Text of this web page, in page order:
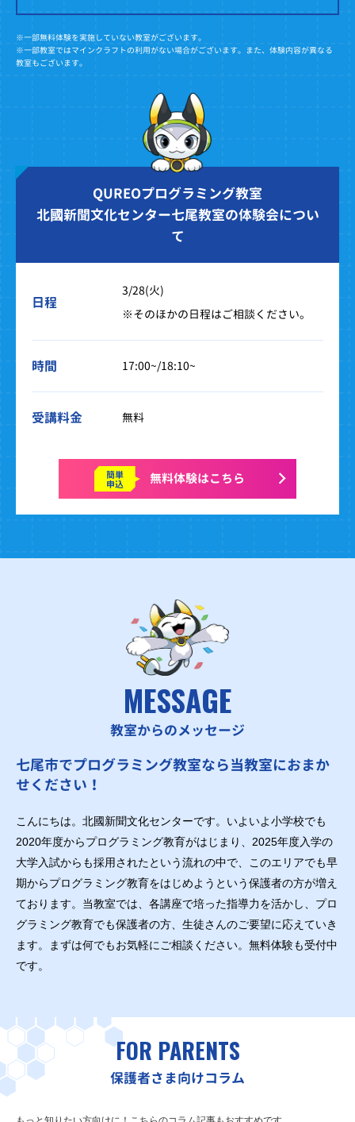
※一部無料体験を実施していない教室がございます。
※一部教室ではマインクラフトの利用がない場合がございます。また、体験内容が異なる
教室もございます。
QUREOプログラミング教室
北國新聞文化センター七尾教室の体験会につい
て
日程
3/28(火)
※そのほかの日程はご相談ください。
時間 17:00~/18:10~
受講料金 無料
簡単
申込 無料体験はこちら
MESSAGE
教室からのメッセージ
七尾市でプログラミング教室なら当教室におまか
せください！
こんにちは。北國新聞文化センターです。いよいよ小学校でも
2020年度からプログラミング教育がはじまり、2025年度入学の
大学入試からも採用されたという流れの中で、このエリアでも早
期からプログラミング教育をはじめようという保護者の方が増え
ております。当教室では、各講座で培った指導力を活かし、プロ
グラミング教育でも保護者の方、生徒さんのご要望に応えていき
ます。まずは何でもお気軽にご相談ください。無料体験も受付中
です。
FOR PARENTS
保護者さま向けコラム